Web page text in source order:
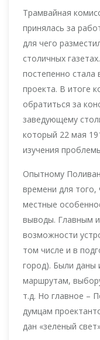
Трамвайная
принялась за
для чего
столичных
постепенно стала
проекта. В итоге
обратиться за
заведующему
который 22 мая
изучения
Опытному
времени для
местные
выводы. Главным
возможности
том числе и в
город). Были даны
маршрутам,
т.д. Но главное –
думцам
дан «зеленый